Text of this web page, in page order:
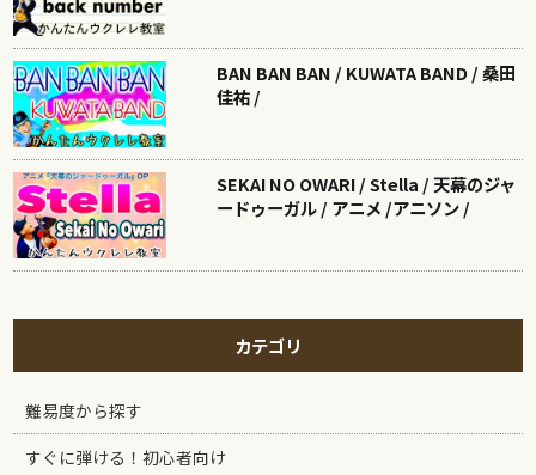
BAN BAN BAN / KUWATA BAND / 桑田
佳祐 /
SEKAI NO OWARI / Stella / 天幕のジャ
ードゥーガル / アニメ /アニソン /
カテゴリ
難易度から探す
すぐに弾ける！初心者向け